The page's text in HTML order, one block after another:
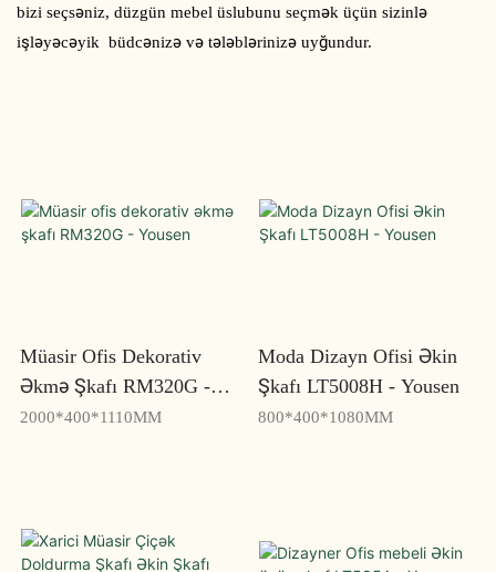
bizi seçsəniz, düzgün mebel üslubunu seçmək üçün sizinlə
işləyəcəyik büdcənizə və tələblərinizə uyğundur.
Müasir Ofis Dekorativ
Əkmə Şkafı RM320G -
Yousen
2000*400*1110MM
Moda Dizayn Ofisi Əkin
Şkafı LT5008H - Yousen
800*400*1080MM